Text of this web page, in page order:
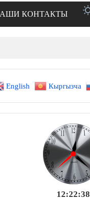
КОНТАКТЫ
English Кыргызча
12:22:39